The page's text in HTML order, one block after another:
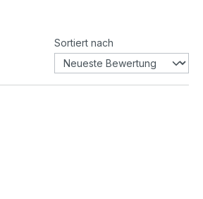
Sortiert nach